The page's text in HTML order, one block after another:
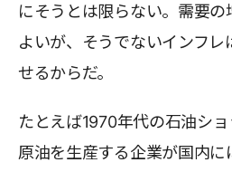
にそうとは限らない。需要
よいが、そうでないインフレ
せるからだ。
たとえば1970年代の石油ショ
原油を生産する企業が国内に